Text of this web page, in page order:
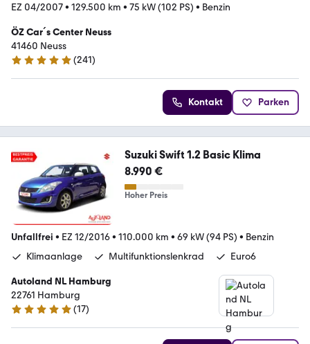
EZ 04/2007• 129.500 km • 75 kW (102 PS) • Benzin
ÖZ Car´s Center Neuss
41460 Neuss
4.8 Sterne
(241)
Kontakt Parken
Suzuki Swift 1.2 Basic Klima
8.990 €
Hoher Preis
Unfallfrei • EZ 12/2016• 110.000 km • 69 kW (94 PS) • Benzin
Klimaanlage
Multifunktionslenkrad Euro6
Autoland NL Hamburg
22761 Hamburg
4.9 Sterne
(17)